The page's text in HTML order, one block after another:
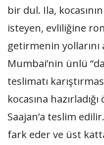
bir dul. Ila,
isteyen, evliliğine
getirmenin yollarını
Mumbai’nin ünlü
teslimatı
kocasına
Saajan’a teslim
fark eder ve üst